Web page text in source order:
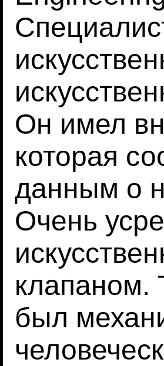
Он имел
которая
данным о
Очень
клапаном.
был